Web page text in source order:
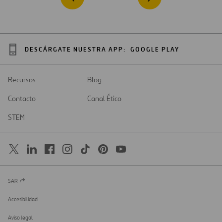
DESCÁRGATE NUESTRA APP: GOOGLE PLAY
Recursos
Blog
Contacto
Canal Ético
STEM
Abrir
una
nueva
SAR
Accesibilidad
Aviso legal